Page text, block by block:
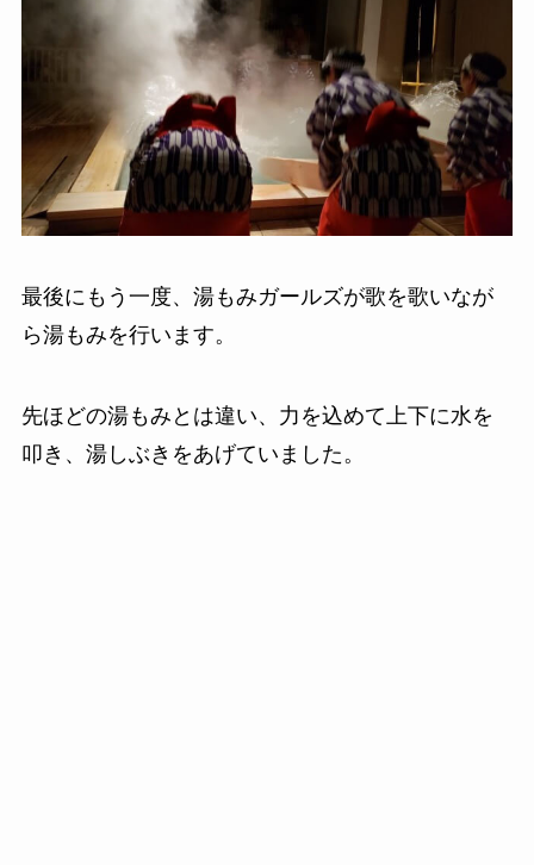
最後にもう一度、湯もみガールズが歌を歌いなが
ら湯もみを行います。
先ほどの湯もみとは違い、力を込めて上下に水を
叩き、湯しぶきをあげていました。